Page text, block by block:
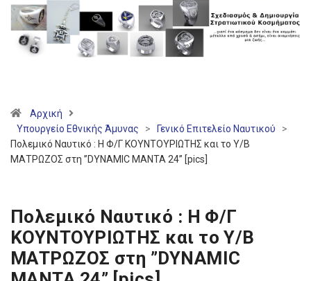
Αρχική
Υπουργείο Εθνικής Άμυνας
> Γενικό Επιτελείο Ναυτικού
>
Πολεμικό Ναυτικό : Η Φ/Γ ΚΟΥΝΤΟΥΡΙΩΤΗΣ και το Υ/Β
ΜΑΤΡΩΖΟΣ στη ”DYNAMIC MANTA 24” [pics]
Πολεμικό Ναυτικό : Η Φ/Γ
ΚΟΥΝΤΟΥΡΙΩΤΗΣ και το Υ/Β
ΜΑΤΡΩΖΟΣ στη ”DYNAMIC